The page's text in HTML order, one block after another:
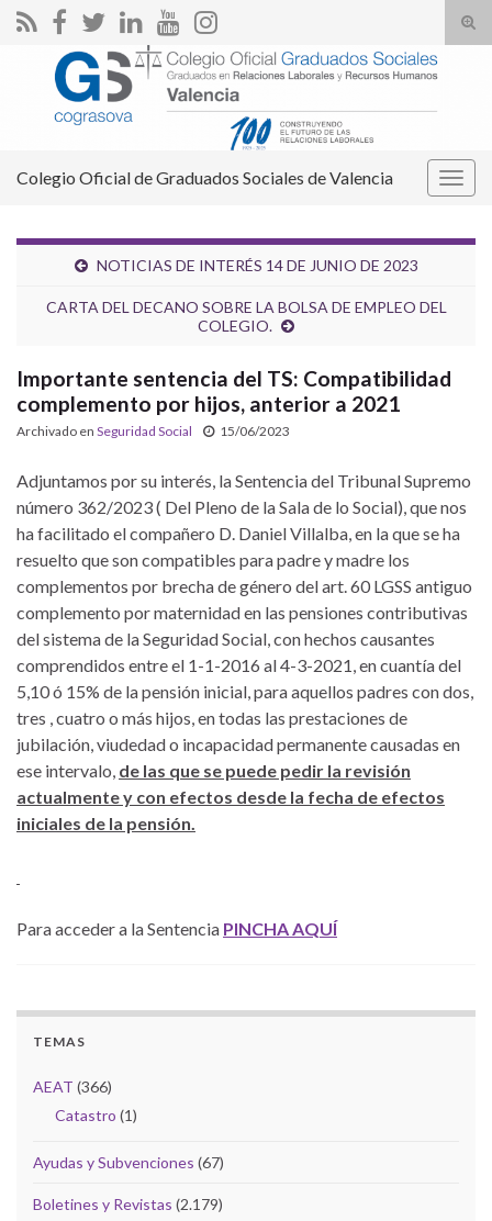
el
Search for:
Colegio Oficial de Graduados Sociales de Valencia
NOTICIAS DE INTERÉS 14 DE JUNIO DE 2023
CARTA DEL DECANO SOBRE LA BOLSA DE EMPLEO DEL
COLEGIO.
Importante sentencia del TS: Compatibilidad
complemento por hijos, anterior a 2021
Archivado en Seguridad Social 15/06/2023
Adjuntamos por su interés, la Sentencia del Tribunal Supremo
número 362/2023 ( Del Pleno de la Sala de lo Social), que nos
ha facilitado el compañero D. Daniel Villalba, en la que se ha
resuelto que son compatibles para padre y madre los
complementos por brecha de género del art. 60 LGSS antiguo
complemento por maternidad en las pensiones contributivas
del sistema de la Seguridad Social, con hechos causantes
comprendidos entre el 1-1-2016 al 4-3-2021, en cuantía del
5,10 ó 15% de la pensión inicial, para aquellos padres con dos,
tres , cuatro o más hijos, en todas las prestaciones de
jubilación, viudedad o incapacidad permanente causadas en
ese intervalo, de las que se puede pedir la revisión
actualmente y con efectos desde la fecha de efectos
iniciales de la pensión.
Para acceder a la Sentencia PINCHA AQUÍ
TEMAS
AEAT (366)
Catastro (1)
Ayudas y Subvenciones (67)
Boletines y Revistas (2.179)